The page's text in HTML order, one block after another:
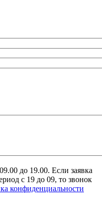
до 19.00. Если заявка
с 19 до 09, то звонок
конфиденциальности